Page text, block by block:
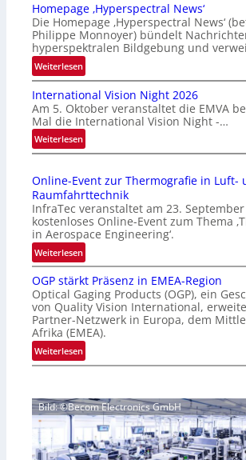
Homepage ‚Hyperspectral News‘
Die Homepage ‚Hyperspectral News‘
Philippe Monnoyer) bündelt
hyperspektralen Bildgebung und
Weiterlesen:
H
o
m
e
p
a
e
‚
H
y
p
e
r
s
p
e
c
t
r
l
N
w
International Vision Night 2026
Am 5. Oktober veranstaltet die EMVA
Mal die International Vision Night -…
Weiterlesen:
I
t
e
r
n
a
t
o
n
a
l
V
i
i
o
N
i
Online-Event zur Thermografie in Luft-
Raumfahrttechnik
InfraTec veranstaltet am 23.
kostenloses Online-Event zum Thema
in Aerospace Engineering‘.
Weiterlesen:
O
n
l
i
n
e
-
e
n
z
OGP stärkt Präsenz in EMEA-Region
Optical Gaging Products (OGP), ein
von Quality Vision International,
Partner-Netzwerk in Europa, dem
Afrika (EMEA).
Weiterlesen:
O
s
ä
r
Bild: ©Becom Electronics GmbH